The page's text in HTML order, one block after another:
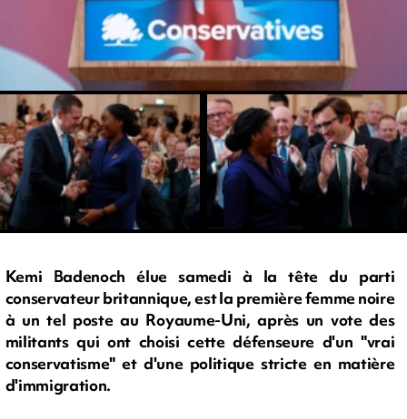
Kemi Badenoch élue samedi à la tête du parti
conservateur britannique, est la première femme noire
à un tel poste au Royaume-Uni, après un vote des
militants qui ont choisi cette défenseure d'un "vrai
conservatisme" et d'une politique stricte en matière
d'immigration.